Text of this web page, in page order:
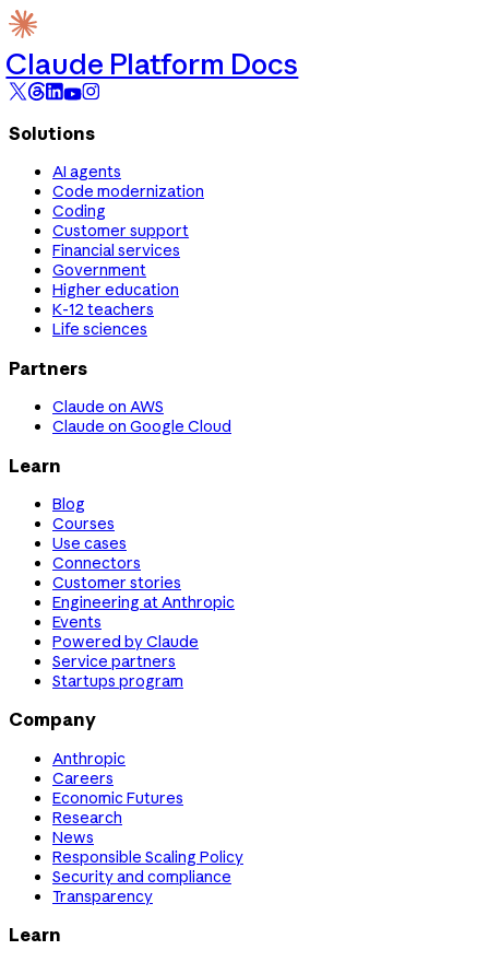
Claude Platform Docs
Solutions
AI agents
Code modernization
Coding
Customer support
Financial services
Government
Higher education
K-12 teachers
Life sciences
Partners
Claude on AWS
Claude on Google Cloud
Learn
Blog
Courses
Use cases
Connectors
Customer stories
Engineering at Anthropic
Events
Powered by Claude
Service partners
Startups program
Company
Anthropic
Careers
Economic Futures
Research
News
Responsible Scaling Policy
Security and compliance
Transparency
Learn